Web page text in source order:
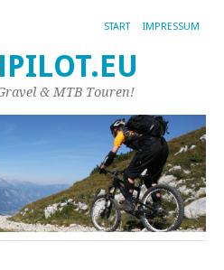
START IMPRESSUM
& MTB Touren!